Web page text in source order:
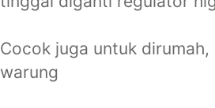
Cocok juga untuk
warung